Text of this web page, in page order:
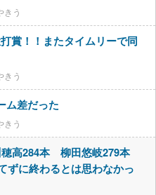
きう
賞！！またタイムリーで同
きう
ム差だった
きう
高284本 柳田悠岐279本
ずに終わるとは思わなかっ